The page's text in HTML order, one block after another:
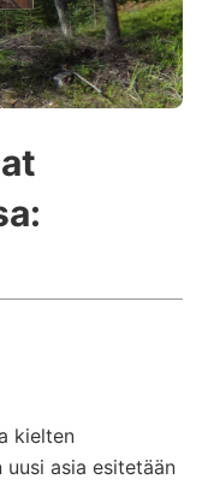
kielten
asia esitetään